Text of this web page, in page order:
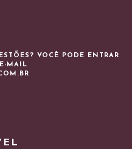
VOCÊ PODE ENTRAR
MAIL